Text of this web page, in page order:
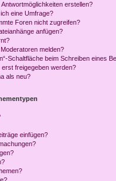
erstellen?
eine Umfrage?
Foren nicht zugreifen?
anfügen?
melden?
Schaltfläche beim Schreiben eines
freigegeben werden?
als neu?
einfügen?